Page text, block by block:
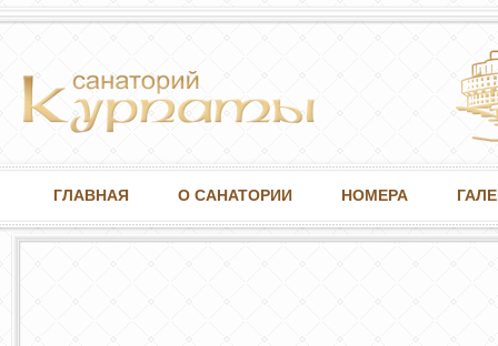
ГЛАВНАЯ О САНАТОРИИ НОМЕРА